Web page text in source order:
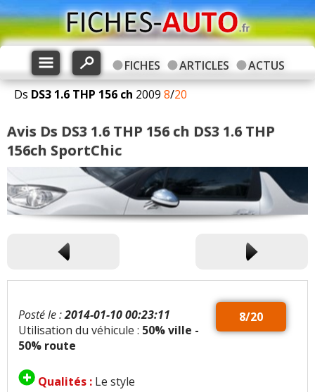
FICHES ARTICLES
ACTUS
Ds DS3 1.6 THP 156 ch 2009 8/20
Avis Ds DS3 1.6 THP 156 ch DS3 1.6 THP
156ch SportChic
8/20
Posté le :2014-01-10 00:23:11
Utilisation du véhicule : 50% ville -
50% route
Qualités : Le style